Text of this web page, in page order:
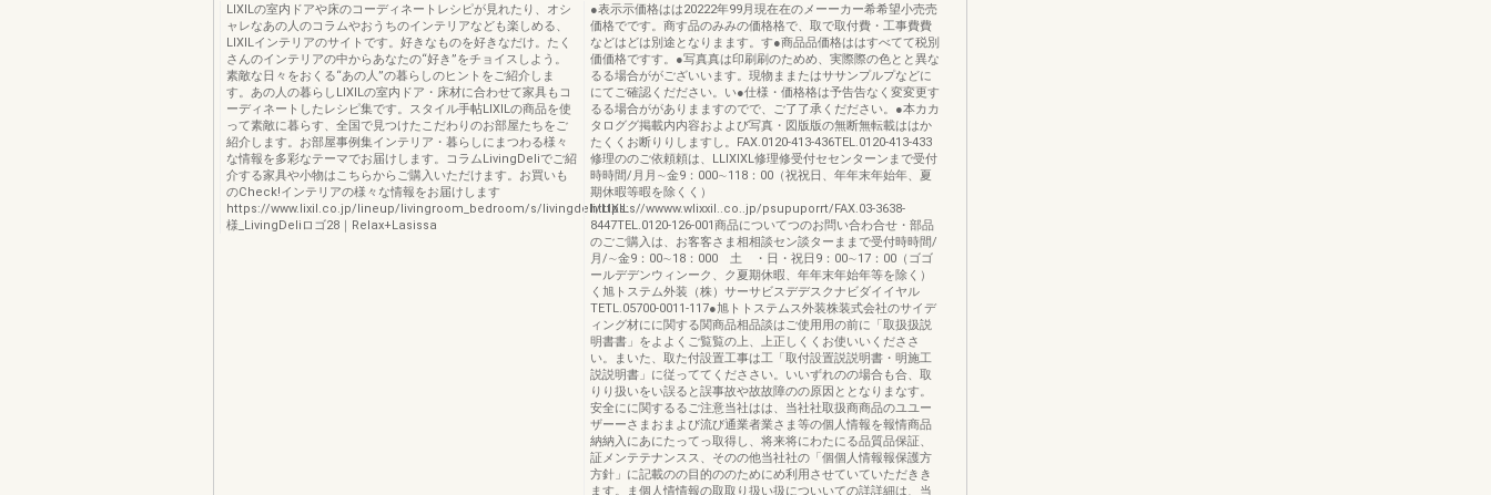
LIXILの室内ドアや床のコーディネートレシピが見れたり、オシ
ャレなあの人のコラムやおうちのインテリアなども楽しめる、
LIXILインテリアのサイトです。好きなものを好きなだけ。たく
さんのインテリアの中からあなたの“好き”をチョイスしよう。
素敵な日々をおくる“あの人”の暮らしのヒントをご紹介しま
す。あの人の暮らしLIXILの室内ドア・床材に合わせて家具もコ
ーディネートしたレシピ集です。スタイル手帖LIXILの商品を使
って素敵に暮らす、全国で見つけたこだわりのお部屋たちをご
紹介します。お部屋事例集インテリア・暮らしにまつわる様々
な情報を多彩なテーマでお届けします。コラムLivingDeliでご紹
介する家具や小物はこちらからご購入いただけます。お買いも
のCheck!インテリアの様々な情報をお届けします
https://www.lixil.co.jp/lineup/livingroom_bedroom/s/livingdeli/LIXIL
様_LivingDeliロゴ28｜Relax+Lasissa
●表示示価格はは20222年99月現在在のメーーカー希希望小売売
価格でです。商す品のみみの価格格で、取で取付費・工事費費
などはどは別途となりまます。す●商品品価格ははすべてて税別
価価格ですす。●写真真は印刷刷のためめ、実際際の色とと異な
るる場合ががございいます。現物ままたはササンプルプなどに
にてご確認くだださい。い●仕様・価格格は予告告なく変変更す
るる場合ががありまますのでで、ご了了承くだださい。●本カカ
タロググ掲載内内容およよび写真・図版版の無断無転載ははか
たくくお断りりしますし。FAX.0120-413-436TEL.0120-413-433
修理ののご依頼頼は、LLIXIXL修理修受付セセンターンまで受付
時時間/月月∼金9：000∼118：00（祝祝日、年年末年始年、夏
期休暇等暇を除くく）
htttps:s//wwww.wlixxil..co..jp/psupuporrt/FAX.03-3638-
8447TEL.0120-126-001商品についてつのお問い合わ合せ・部品
のごご購入は、お客客さま相相談セン談ターままで受付時時間/
月/∼金9：00∼18：000 土 ・日・祝日9：00∼17：00（ゴゴ
ールデデンウィンーク、ク夏期休暇、年年末年始年等を除く）
く旭トステム外装（株）サーサビスデデスクナビダイイヤル
TETL.05700-0011-117●旭トトステムス外装株装式会社のサイデ
ィング材にに関する関商品相品談はご使用用の前に「取扱扱説
明書書」をよよくご覧覧の上、上正しくくお使いいくだささ
い。まいた、取た付設置工事は工「取付設置説説明書・明施工
説説明書」に従っててくだささい。いいずれのの場合も合、取
りり扱いをい誤ると誤事故や故故障のの原因ととなりまなす。
安全にに関するるご注意当社はは、当社社取扱商商品のユユー
ザーーさまおまよび流び通業者業さま等の個人情報を報情商品
納納入にあにたってっ取得し、将来将にわたにる品質品保証、
証メンテテナンスス、そのの他当社社の「個個人情報報保護方
方針」に記載のの目的ののためにめ利用させていていただきき
ます。ま個人情情報の取取り扱い扱についいての詳詳細は、当